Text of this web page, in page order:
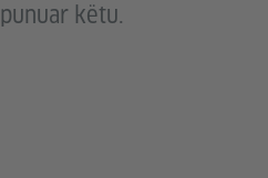
punuar këtu.